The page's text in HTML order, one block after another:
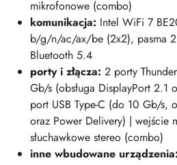
mikrofonowe (combo)
komunikacja: Intel WiFi 7
b/g/n/ac/ax/be (2x2), pasma
Bluetooth 5.4
porty i złącza: 2 porty
Gb/s (obsługa DisplayPort 2.1
port USB Type-C (do 10 Gb/s,
oraz Power Delivery) | wejście
słuchawkowe stereo (combo)
inne wbudowane urządzenia: